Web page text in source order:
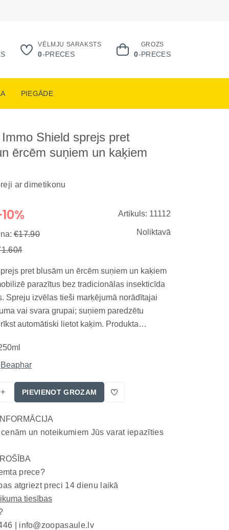
VĒLMJU SARAKSTS
0-PRECES
GROZS
0-PRECES
PIEGĀDE
Shield sprejs pret
ērcēm suņiem un kaķiem
ar dimetikonu
€17.90
l
Artikuls: 11112
Noliktavā
pret blusām un ērcēm suņiem un kaķiem
parazītus bez tradicionālas insekticīda
Spreju izvēlas tieši marķējumā norādītajai
vai svara grupai; suņiem paredzētu
automātiski lietot kaķim. Produkta
parazītu kustību. Spreja formu izvēlas, ja
Beaphar
+ PIEVIENOT GROZAM
un noteikumiem Jūs varat iepazīties
prece?
atgriezt preci 14 dienu laikā
tiesības
| info@zoopasaule.lv